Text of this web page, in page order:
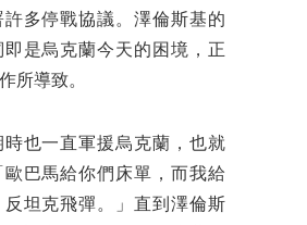
多停戰協議。澤倫斯基的
是烏克蘭今天的困境，正
所導致。
時也一直軍援烏克蘭，也就
歐巴馬給你們床單，而我給
坦克飛彈。」直到澤倫斯